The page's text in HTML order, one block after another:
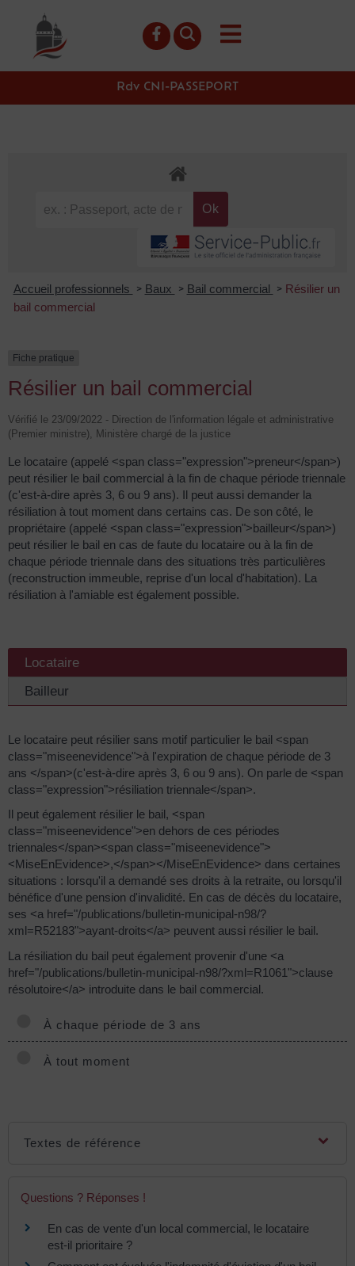
principal
Rdv CNI-PASSEPORT
Accueil professionnels > Baux > Bail commercial > Résilier un
bail commercial
Fiche pratique
Résilier un bail commercial
Vérifié le 23/09/2022 - Direction de l'information légale et administrative
(Premier ministre), Ministère chargé de la justice
Le locataire (appelé <span class="expression">preneur</span>)
peut résilier le bail commercial à la fin de chaque période triennale
(c'est-à-dire après 3, 6 ou 9 ans). Il peut aussi demander la
résiliation à tout moment dans certains cas. De son côté, le
propriétaire (appelé <span class="expression">bailleur</span>)
peut résilier le bail en cas de faute du locataire ou à la fin de
chaque période triennale dans des situations très particulières
(reconstruction immeuble, reprise d'un local d'habitation). La
résiliation à l'amiable est également possible.
Locataire
Bailleur
Le locataire peut résilier sans motif particulier le bail <span
class="miseenevidence">à l'expiration de chaque période de 3
ans </span>(c'est-à-dire après 3, 6 ou 9 ans). On parle de <span
class="expression">résiliation triennale</span>.
Il peut également résilier le bail, <span
class="miseenevidence">en dehors de ces périodes
triennales</span><span class="miseenevidence">
<MiseEnEvidence>,</span></MiseEnEvidence> dans certaines
situations : lorsqu'il a demandé ses droits à la retraite, ou lorsqu'il
bénéfice d'une pension d'invalidité. En cas de décès du locataire,
ses <a href="/publications/bulletin-municipal-n98/?
xml=R52183">ayant-droits</a> peuvent aussi résilier le bail.
La résiliation du bail peut également provenir d'une <a
href="/publications/bulletin-municipal-n98/?xml=R1061">clause
résolutoire</a> introduite dans le bail commercial.
À chaque période de 3 ans
À tout moment
Textes de référence
Questions ? Réponses !
En cas de vente d'un local commercial, le locataire
est-il prioritaire ?